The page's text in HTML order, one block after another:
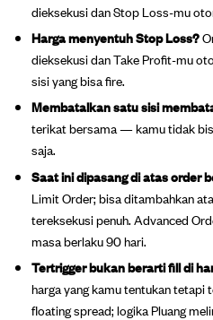
dieksekusi dan Stop Loss-mu
Harga menyentuh Stop Loss?
dieksekusi dan Take Profit-mu
sisi yang bisa fire.
Membatalkan satu sisi
terikat bersama — kamu tidak
saja.
Saat ini dipasang di atas order
Limit Order; bisa ditambahkan
tereksekusi penuh. Advanced
masa berlaku 90 hari.
Tertrigger bukan berarti fill di
harga yang kamu tentukan tetapi
floating spread; logika Pluang